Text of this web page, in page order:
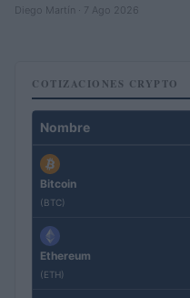
Diego Martín · 7 Ago 2026
COTIZACIONES CRYPTO
Nombre
Bitcoin
(BTC)
Ethereum
(ETH)